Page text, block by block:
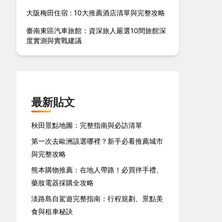
大阪梅田住宿 : 10大推薦酒店清單與完整攻略
臺南東區汽車旅館：資深旅人嚴選10間旅館深
度實測與實戰建議
最新貼文
秋田景點地圖：完整指南與必訪清單
第一次去歐洲該選哪裡？新手必看推薦城市
與完整攻略
熊本購物推薦：在地人帶路！必買伴手禮、
藥妝電器採購全攻略
淡路島自駕遊完整指南：行程規劃、景點美
食與租車秘訣